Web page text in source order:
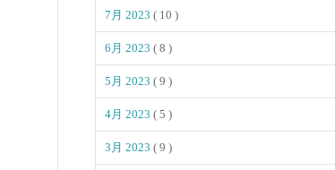
7月 2023 ( 10 )
6月 2023 ( 8 )
5月 2023 ( 9 )
4月 2023 ( 5 )
3月 2023 ( 9 )